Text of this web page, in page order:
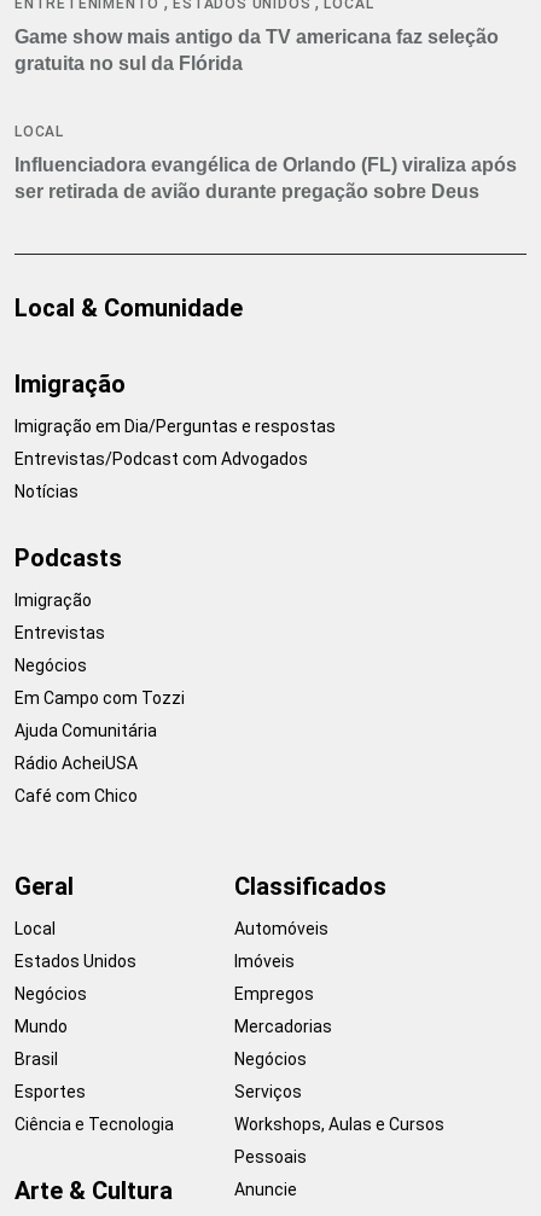
ENTRETENIMENTO ESTADOS UNIDOS LOCAL
Game show mais antigo da TV americana faz seleção
gratuita no sul da Flórida
LOCAL
Influenciadora evangélica de Orlando (FL) viraliza após
ser retirada de avião durante pregação sobre Deus
Local & Comunidade
Imigração
Imigração em Dia/Perguntas e respostas
Entrevistas/Podcast com Advogados
Notícias
Podcasts
Imigração
Entrevistas
Negócios
Em Campo com Tozzi
Ajuda Comunitária
Rádio AcheiUSA
Café com Chico
Geral
Local
Estados Unidos
Negócios
Mundo
Brasil
Esportes
Ciência e Tecnologia
Arte & Cultura
Classificados
Automóveis
Imóveis
Empregos
Mercadorias
Negócios
Serviços
Workshops, Aulas e Cursos
Pessoais
Anuncie